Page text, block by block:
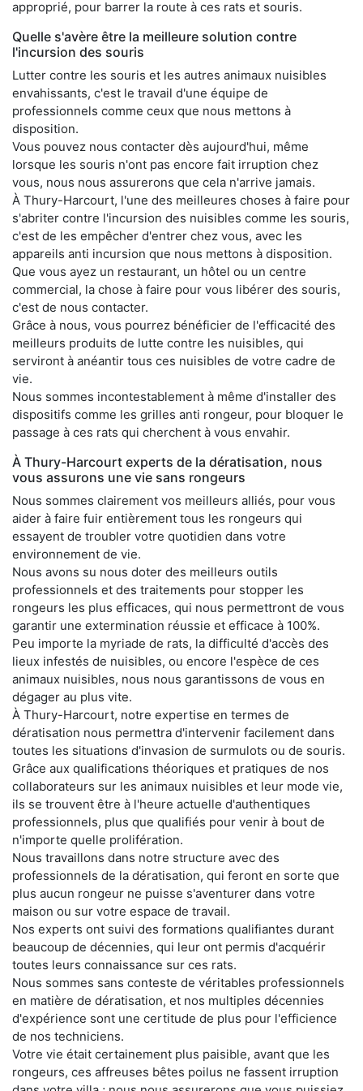
approprié, pour barrer la route à ces rats et souris.
Quelle s'avère être la meilleure solution contre
l'incursion des souris
Lutter contre les souris et les autres animaux nuisibles
envahissants, c'est le travail d'une équipe de
professionnels comme ceux que nous mettons à
disposition.
Vous pouvez nous contacter dès aujourd'hui, même
lorsque les souris n'ont pas encore fait irruption chez
vous, nous nous assurerons que cela n'arrive jamais.
À Thury-Harcourt, l'une des meilleures choses à faire pour
s'abriter contre l'incursion des nuisibles comme les souris,
c'est de les empêcher d'entrer chez vous, avec les
appareils anti incursion que nous mettons à disposition.
Que vous ayez un restaurant, un hôtel ou un centre
commercial, la chose à faire pour vous libérer des souris,
c'est de nous contacter.
Grâce à nous, vous pourrez bénéficier de l'efficacité des
meilleurs produits de lutte contre les nuisibles, qui
serviront à anéantir tous ces nuisibles de votre cadre de
vie.
Nous sommes incontestablement à même d'installer des
dispositifs comme les grilles anti rongeur, pour bloquer le
passage à ces rats qui cherchent à vous envahir.
À Thury-Harcourt experts de la dératisation, nous
vous assurons une vie sans rongeurs
Nous sommes clairement vos meilleurs alliés, pour vous
aider à faire fuir entièrement tous les rongeurs qui
essayent de troubler votre quotidien dans votre
environnement de vie.
Nous avons su nous doter des meilleurs outils
professionnels et des traitements pour stopper les
rongeurs les plus efficaces, qui nous permettront de vous
garantir une extermination réussie et efficace à 100%.
Peu importe la myriade de rats, la difficulté d'accès des
lieux infestés de nuisibles, ou encore l'espèce de ces
animaux nuisibles, nous nous garantissons de vous en
dégager au plus vite.
À Thury-Harcourt, notre expertise en termes de
dératisation nous permettra d'intervenir facilement dans
toutes les situations d'invasion de surmulots ou de souris.
Grâce aux qualifications théoriques et pratiques de nos
collaborateurs sur les animaux nuisibles et leur mode vie,
ils se trouvent être à l'heure actuelle d'authentiques
professionnels, plus que qualifiés pour venir à bout de
n'importe quelle prolifération.
Nous travaillons dans notre structure avec des
professionnels de la dératisation, qui feront en sorte que
plus aucun rongeur ne puisse s'aventurer dans votre
maison ou sur votre espace de travail.
Nos experts ont suivi des formations qualifiantes durant
beaucoup de décennies, qui leur ont permis d'acquérir
toutes leurs connaissance sur ces rats.
Nous sommes sans conteste de véritables professionnels
en matière de dératisation, et nos multiples décennies
d'expérience sont une certitude de plus pour l'efficience
de nos techniciens.
Votre vie était certainement plus paisible, avant que les
rongeurs, ces affreuses bêtes poilus ne fassent irruption